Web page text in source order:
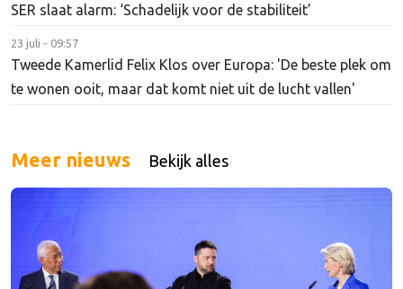
SER slaat alarm: ‘Schadelijk voor de stabiliteit’
23 juli - 09:57
Tweede Kamerlid Felix Klos over Europa: 'De beste plek om
te wonen ooit, maar dat komt niet uit de lucht vallen'
Meer nieuws Bekijk alles